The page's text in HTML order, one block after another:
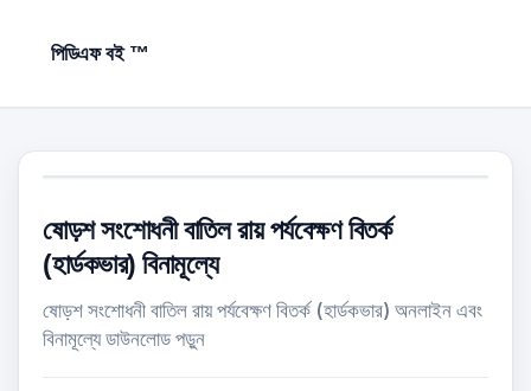
পিডিএফ বই ™
ষোড়শ সংশোধনী বাতিল রায় পর্যবেক্ষণ বিতর্ক
(হার্ডকভার) বিনামূল্যে
ষোড়শ সংশোধনী বাতিল রায় পর্যবেক্ষণ বিতর্ক (হার্ডকভার) অনলাইন এবং
বিনামূল্যে ডাউনলোড পড়ুন